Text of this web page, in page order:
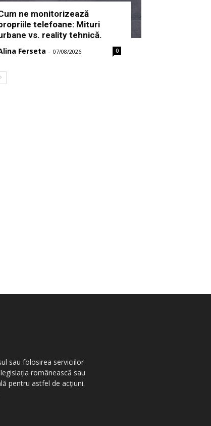
ne monitorizează
telefoane: Mituri
vs. reality tehnică.
Ferseta - 07/08/2026 0
sau folosirea serviciilor
românească sau
pentru astfel de acțiuni.